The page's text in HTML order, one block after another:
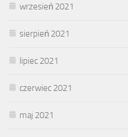
wrzesień 2021
sierpień 2021
lipiec 2021
czerwiec 2021
maj 2021